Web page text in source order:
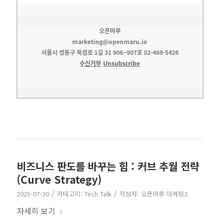
오픈마루
marketing@openmaru.io
서울시 성동구 뚝섬로 1길 31 906~907호 02-469-5426
수신거부 Unsubscribe
비즈니스 판도를 바꾸는 힘 : 커브 추월 전략
(Curve Strategy)
2025-07-30 / 카테고리: Tech Talk / 작성자: 오픈마루 마케팅3
자세히 보기